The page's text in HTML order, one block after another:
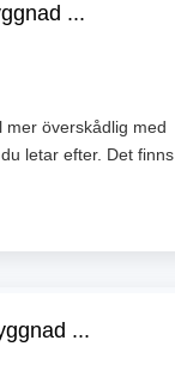
...
mer överskådlig med
letar efter. Det finns
...